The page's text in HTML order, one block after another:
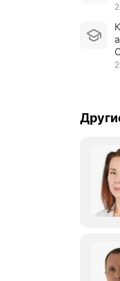
Кубанский государственный медицинский университет Федерального